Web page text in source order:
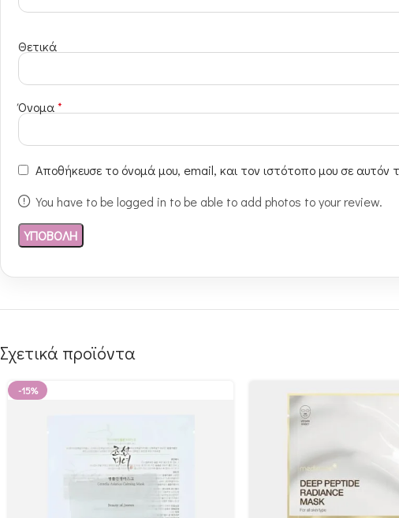
Θετικά
Όνομα*
Αποθήκευσε το όνομά μου, email, και τον ιστότοπο μου σε
You have to be logged in to be able to add photos to your review.
Σχετικά προϊόντα
-15%